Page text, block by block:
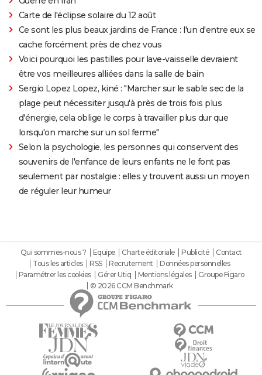
Carte de l'éclipse solaire du 12 août
Ce sont les plus beaux jardins de France : l'un d'entre eux se
cache forcément près de chez vous
Voici pourquoi les pastilles pour lave-vaisselle devraient
être vos meilleures alliées dans la salle de bain
Sergio Lopez Lopez, kiné : "Marcher sur le sable sec de la
plage peut nécessiter jusqu'à près de trois fois plus
d'énergie, cela oblige le corps à travailler plus dur que
lorsqu'on marche sur un sol ferme"
Selon la psychologie, les personnes qui conservent des
souvenirs de l'enfance de leurs enfants ne le font pas
seulement par nostalgie : elles y trouvent aussi un moyen
de réguler leur humeur
Qui sommes-nous ? Equipe Charte éditoriale Publicité
Contact
Tous les articles
RSS Recrutement
Données personnelles
Paramétrer les cookies
Gérer Utiq Mentions légales
Groupe Figaro
© 2026 CCM Benchmark